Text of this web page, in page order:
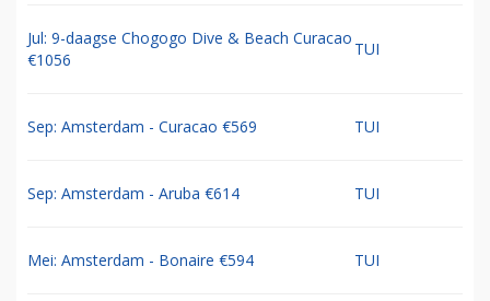
Jul: 9-daagse Chogogo Dive & Beach Curacao
€1056
TUI
Sep: Amsterdam - Curacao €569 TUI
Sep: Amsterdam - Aruba €614 TUI
Mei: Amsterdam - Bonaire €594 TUI